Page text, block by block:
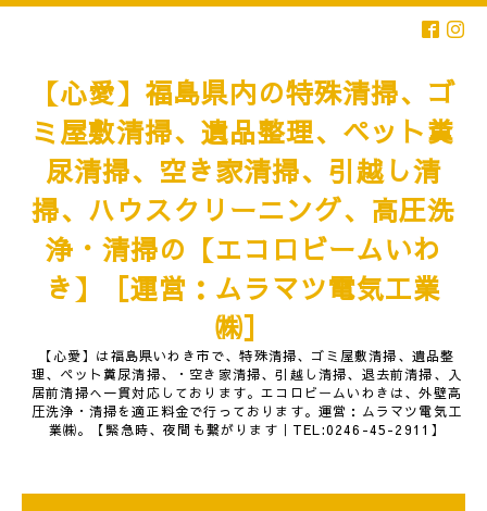
【心愛】福島県内の特殊清掃、ゴ
ミ屋敷清掃、遺品整理、ペット糞
尿清掃、空き家清掃、引越し清
掃、ハウスクリーニング、高圧洗
浄・清掃の【エコロビームいわ
き】［運営：ムラマツ電気工業
㈱］
【心愛】は福島県いわき市で、特殊清掃、ゴミ屋敷清掃、遺品整
理、ペット糞尿清掃、・空き家清掃、引越し清掃、退去前清掃、入
居前清掃へ一貫対応しております。エコロビームいわきは、外壁高
圧洗浄・清掃を適正料金で行っております。運営：ムラマツ電気工
業㈱。【緊急時、夜間も繋がります｜TEL:0246-45-2911】